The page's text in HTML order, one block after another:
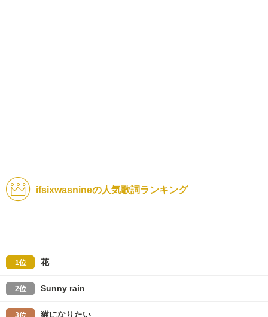
ifsixwasnineの人気歌詞ランキング
1位 花
2位 Sunny rain
3位 猫になりたい